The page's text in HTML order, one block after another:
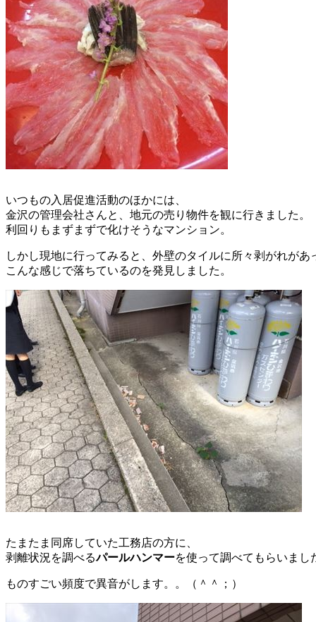
いつもの入居促進活動のほかには、
金沢の管理会社さんと、地元の売り物件を観に行きました。
利回りもまずまずで化けそうなマンション。
しかし現地に行ってみると、外壁のタイルに所々剥がれがあ
こんな感じで落ちているのを発見しました。
たまたま同席していた工務店の方に、
剥離状況を調べるパールハンマーを使って調べてもらいまし
ものすごい頻度で異音がします。。（＾＾；）